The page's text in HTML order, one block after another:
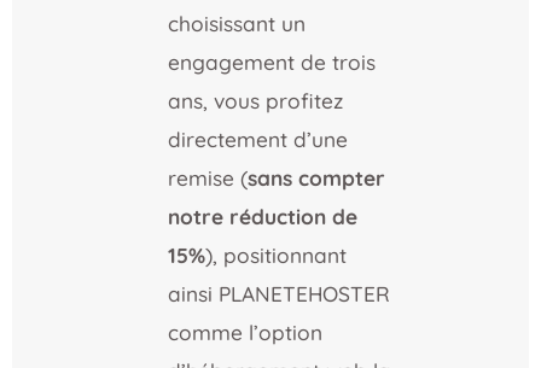
choisissant un
engagement de trois
ans, vous profitez
directement d’une
remise (sans compter
notre réduction de
15%), positionnant
ainsi PLANETEHOSTER
comme l’option